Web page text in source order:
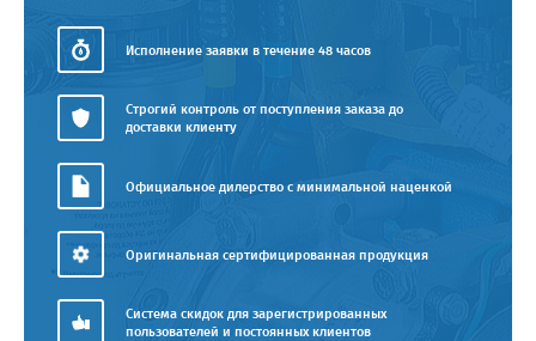
Исполнение заявки в течение 48 часов
Строгий контроль от поступления заказа до
доставки клиенту
Официальное дилерство с минимальной наценкой
Оригинальная сертифицированная продукция
Система скидок для зарегистрированных
пользователей и постоянных клиентов